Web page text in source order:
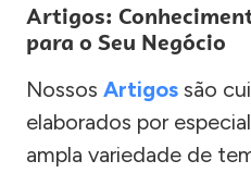
Artigos:
para o Seu Negócio
Nossos Artigos são
elaborados por
ampla variedade de